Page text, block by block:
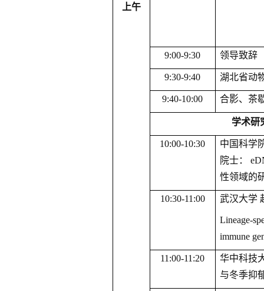
上午
9:00-9:30 领导致辞
9:30-9:40 湖北省动
9:40-10:00 合影、茶
学术研
10:00-10:30
中国科学
院士：
性领域的
10:30-11 :00 武汉大学
Lineage-
immune
11 :00-11 :20
华中科技
与冬季抑